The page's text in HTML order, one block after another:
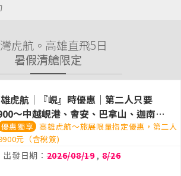
虎航。高雄直飛5日
暑假清艙限定
虎航｜『峴』時優惠｜第二人只要
～中越峴港、會安、巴拿山、迦南
、特色米其林五日
出發日期：2026/08/19,8/26
高雄虎航～旅展限量指定優惠，第二人
元（含稅簽)